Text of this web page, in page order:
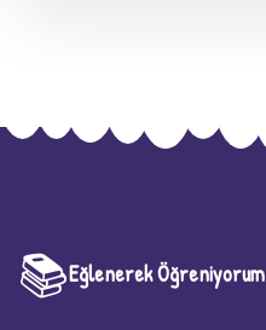
📚Eğlenerek Öğreniyorum